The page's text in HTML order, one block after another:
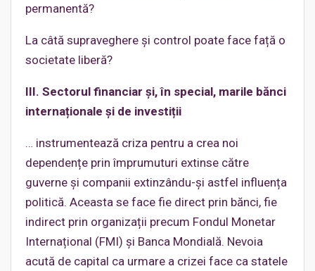
permanentă?
La câtă supraveghere și control poate face față o
societate liberă?
III. Sectorul financiar și, în special, marile bănci
internaționale și de investiții
… instrumentează criza pentru a crea noi
dependențe prin împrumuturi extinse către
guverne și companii extinzându-și astfel influența
politică. Aceasta se face fie direct prin bănci, fie
indirect prin organizații precum Fondul Monetar
Internațional (FMI) și Banca Mondială. Nevoia
acută de capital ca urmare a crizei face ca statele